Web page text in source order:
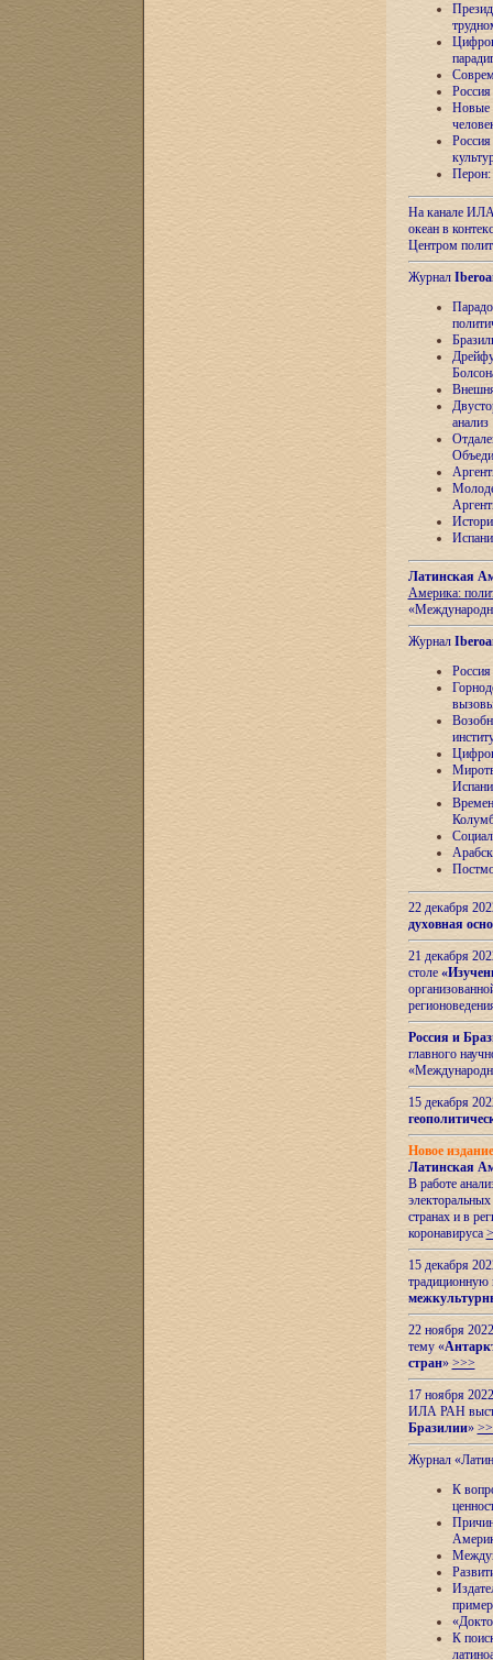
Новые
Перон:
На канале
океан в
Центром
Журнал
анализ
Латинская
Америка:
Журнал
22 декабря
духовная
21 декабря
столе
Россия и
главного
15 декабря
Новое
Латинская
В работе
странах и в
коронавируса
15 декабря
22 ноября
тему «
стран» >>>
17 ноября
ИЛА РАН
Бразилии»
Журнал
К
К